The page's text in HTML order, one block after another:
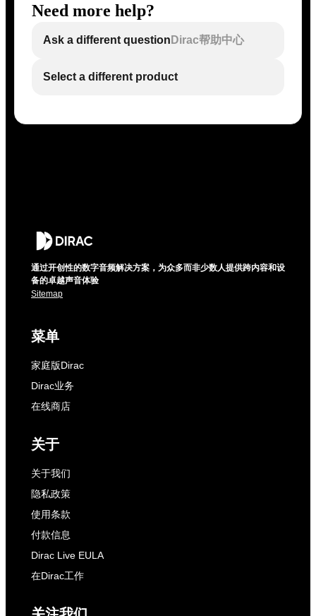
Need more help?
Ask a different question Dirac帮助中心
Select a different product
通过开创性的数字音频解决方案，为众多而非少数人提供跨内容和设
备的卓越声音体验
Sitemap
菜单
家庭版Dirac
Dirac业务
在线商店
关于
关于我们
隐私政策
使用条款
付款信息
Dirac Live EULA
在Dirac工作